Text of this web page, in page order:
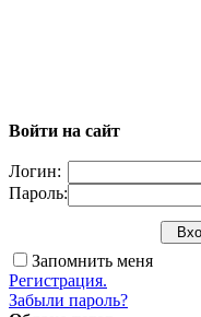
Войти на сайт
Логин:
Пароль:
Запомнить меня
Регистрация.
Забыли пароль?